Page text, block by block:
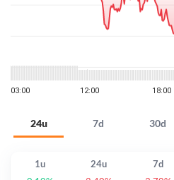
24u 7d 30d
1u 24u 7d